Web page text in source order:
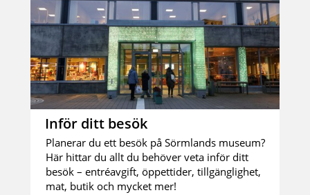
Inför ditt besök
Planerar du ett besök på Sörmlands museum?
Här hittar du allt du behöver veta inför ditt
besök – entréavgift, öppettider, tillgänglighet,
mat, butik och mycket mer!